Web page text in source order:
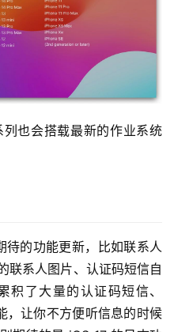
也会搭载最新的作业系统
待的功能更新，比如联系人
联系人图片、认证码短信自
积了大量的认证码短信、
，让你不方便听信息的时候